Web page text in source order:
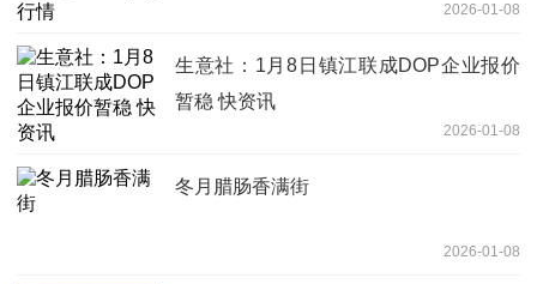
2026-01-08
生意社：1月8日镇江联成DOP企业报价
暂稳 快资讯
2026-01-08
冬月腊肠香满街
2026-01-08